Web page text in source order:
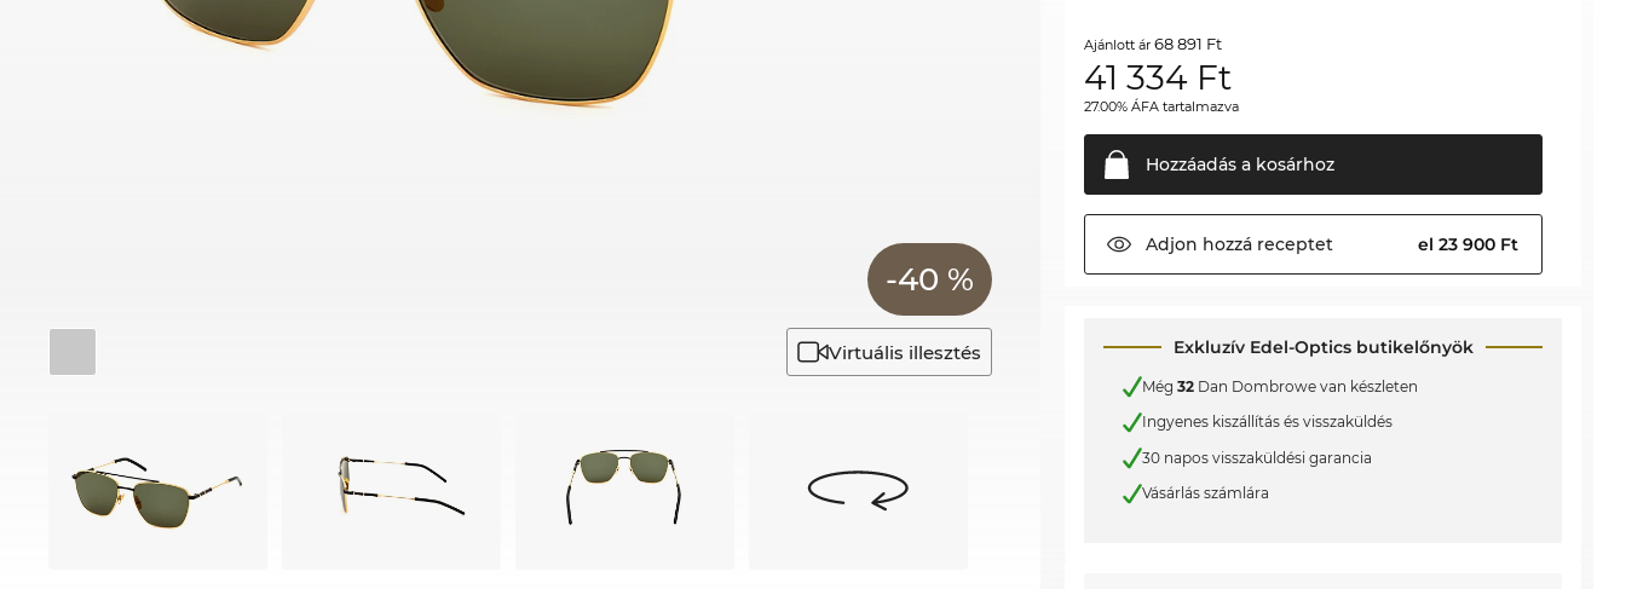
-40 %
Virtuális illesztés
Ajánlott ár68 891 Ft
41 334 Ft
27.00% ÁFA tartalmazva
Hozzáadás a kosárhoz
Adjon hozzá receptet el 23 900 Ft
Exkluzív Edel-Optics butikelőnyök
Még32 Dan Dombrowe van készleten
Ingyenes kiszállítás és visszaküldés
30 napos visszaküldési garancia
Vásárlás számlára